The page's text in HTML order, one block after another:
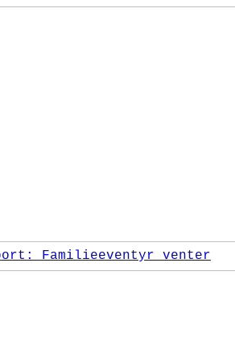
Familieeventyr venter